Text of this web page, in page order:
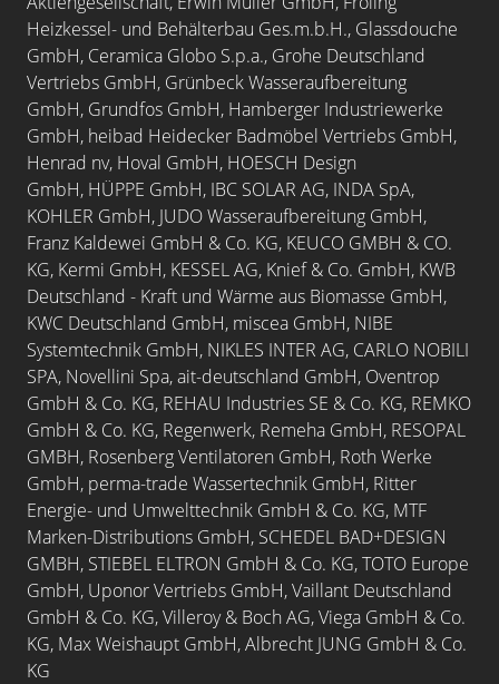
Heizkessel- und Behälterbau Ges.m.b.H., Glassdouche
GmbH, Ceramica Globo S.p.a., Grohe Deutschland
Vertriebs GmbH, Grünbeck Wasseraufbereitung
GmbH, Grundfos GmbH, Hamberger Industriewerke
GmbH, heibad Heidecker Badmöbel Vertriebs GmbH,
Henrad nv, Hoval GmbH, HOESCH Design
GmbH, HÜPPE GmbH, IBC SOLAR AG, INDA SpA,
KOHLER GmbH, JUDO Wasseraufbereitung GmbH,
Franz Kaldewei GmbH & Co. KG, KEUCO GMBH & CO.
KG, Kermi GmbH, KESSEL AG, Knief & Co. GmbH, KWB
Deutschland - Kraft und Wärme aus Biomasse GmbH,
KWC Deutschland GmbH, miscea GmbH, NIBE
Systemtechnik GmbH, NIKLES INTER AG, CARLO NOBILI
SPA, Novellini Spa, ait-deutschland GmbH, Oventrop
GmbH & Co. KG, REHAU Industries SE & Co. KG, REMKO
GmbH & Co. KG, Regenwerk, Remeha GmbH, RESOPAL
GMBH, Rosenberg Ventilatoren GmbH, Roth Werke
GmbH, perma-trade Wassertechnik GmbH, Ritter
Energie- und Umwelttechnik GmbH & Co. KG, MTF
Marken-Distributions GmbH, SCHEDEL BAD+DESIGN
GMBH, STIEBEL ELTRON GmbH & Co. KG, TOTO Europe
GmbH, Uponor Vertriebs GmbH, Vaillant Deutschland
GmbH & Co. KG, Villeroy & Boch AG, Viega GmbH & Co.
KG, Max Weishaupt GmbH,Albrecht JUNG GmbH & Co.
KG